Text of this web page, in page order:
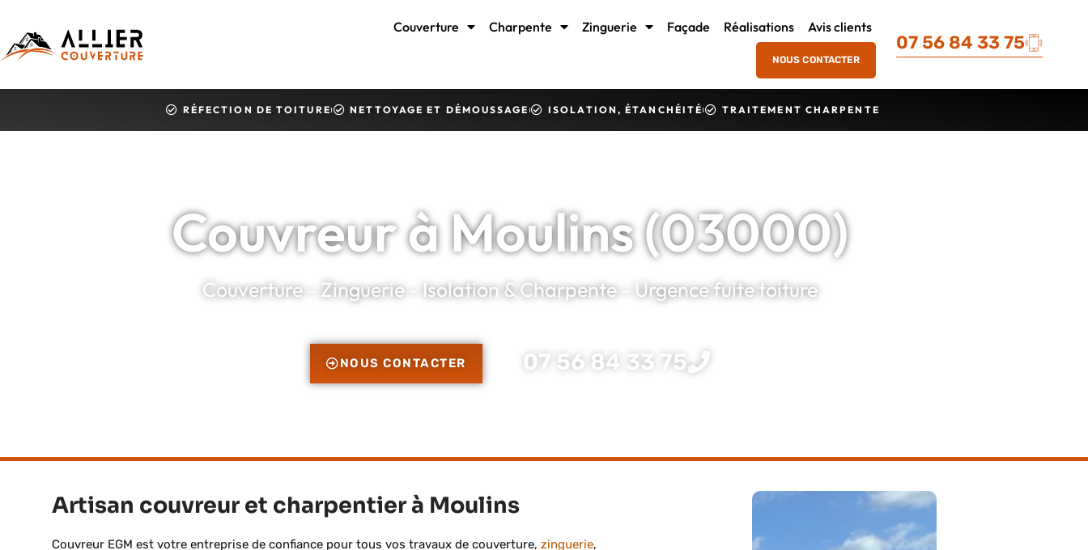
Couverture Charpente Zinguerie Façade Réalisations Avis clients
NOUS CONTACTER
07 56 84 33 75
RÉFECTION DE TOITURE NETTOYAGE ET DÉMOUSSAGE ISOLATION, ÉTANCHÉITÉ TRAITEMENT CHARPENTE
Couvreur à Moulins (03000)
Couverture - Zinguerie - Isolation & Charpente - Urgence fuite toiture
NOUS CONTACTER 07 56 84 33 75
Artisan couvreur et charpentier à Moulins
Couvreur EGM est votre entreprise de confiance pour tous vos travaux de couverture, zinguerie,